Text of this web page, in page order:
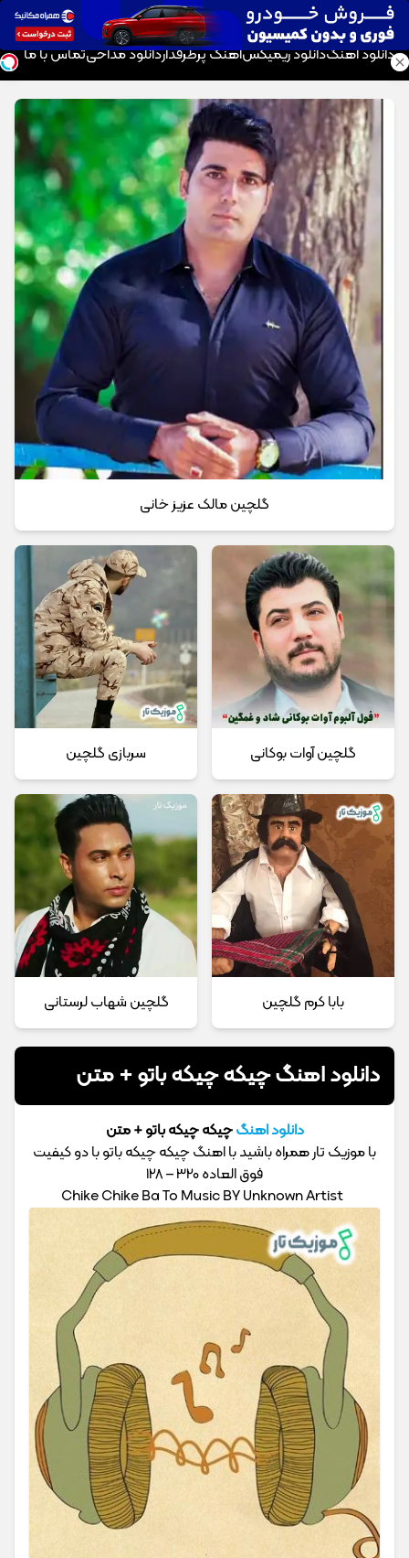
موزیک تار
دانلود آهنگدانلود ریمیکسآهنگ پرطرفداردانلود مداحیتماس با ما
گلچین مالک عزیز خانی
گلچین آوات بوکانی سربازی گلچین
بابا کرم گلچین گلچین شهاب لرستانی
دانلود اهنگ چیکه چیکه باتو + متن
دانلود اهنگچیکه چیکه باتو + متن
با موزیک تار همراه باشید با اهنگ چیکه چیکه باتو با دو کیفیت
فوق العاده 320 – 128
Chike Chike Ba To Music BY Unknown Artist